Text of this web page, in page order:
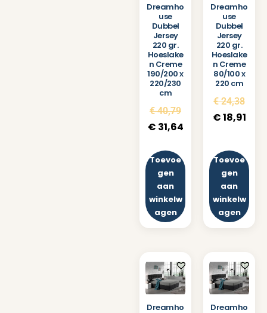
Dreamho
use
Dubbel
Jersey
220 gr.
Hoeslake
n Creme
190/200 x
220/230
cm
€40,79
€ 31,64
Toevoe
gen
aan
winkelw
agen
Dreamho
use
Dubbel
Jersey
220 gr.
Hoeslake
n Creme
80/100 x
220 cm
€24,38
€18,91
Toevoe
gen
aan
winkelw
agen
Dreamho
Dreamho